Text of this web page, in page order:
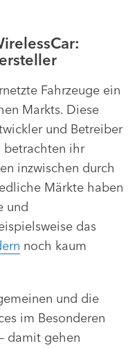
Fahrzeuge ein
Markts. Diese
und Betreiber
betrachten ihr
inzwischen durch
Märkte haben
und
das
noch kaum
und die
im Besonderen
damit gehen